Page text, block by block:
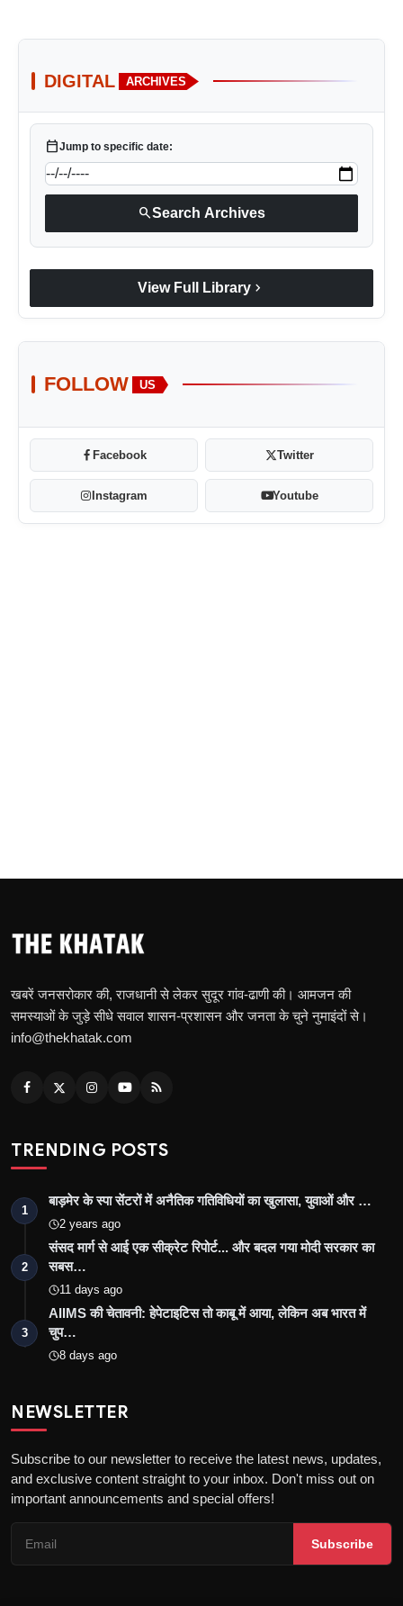
DIGITAL ARCHIVES
calendar_todayJump to specific date:
searchSearch Archives
View Full Library chevron_right
FOLLOW US
Facebook Twitter
Instagram Youtube
खबरें जनसरोकार की, राजधानी से लेकर सुदूर गांव-ढाणी की। आमजन की
समस्याओं के जुड़े सीधे सवाल शासन-प्रशासन और जनता के चुने नुमाइंदों से।
info@thekhatak.com
TRENDING POSTS
1
बाड़मेर के स्पा सेंटरों में अनैतिक गतिविधियों का खुलासा, युवाओं और …
2 years ago
2
संसद मार्ग से आई एक सीक्रेट रिपोर्ट... और बदल गया मोदी सरकार का
सबस…
11 days ago
3
AIIMS की चेतावनी: हेपेटाइटिस तो काबू में आया, लेकिन अब भारत में
चुप…
8 days ago
NEWSLETTER
Subscribe to our newsletter to receive the latest news, updates,
and exclusive content straight to your inbox. Don't miss out on
important announcements and special offers!
Subscribe